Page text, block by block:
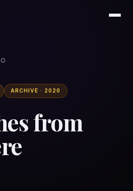
ARCHIVE · 2020
from